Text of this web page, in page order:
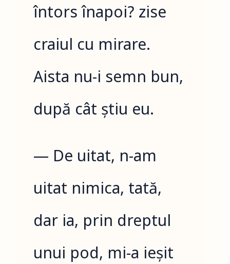
întors înapoi? zise
craiul cu mirare.
Aista nu-i semn bun,
după cât știu eu.
— De uitat, n-am
uitat nimica, tată,
dar ia, prin dreptul
unui pod, mi-a ieșit